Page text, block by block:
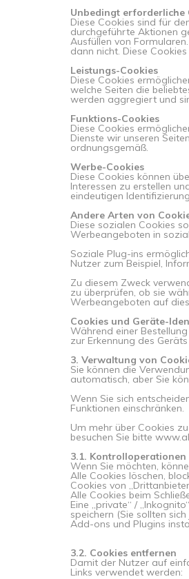
Unbedingt erforderliche
Diese Cookies sind für
durchgeführte Aktionen
Ausfüllen von
dann nicht. Diese
Leistungs-Cookies
Diese Cookies
welche Seiten die
werden aggregiert und
Funktions-Cookies
Diese Cookies
Dienste wir unseren
ordnungsgemäß.
Werbe-Cookies
Diese Cookies können
Interessen zu erstellen
eindeutigen
Andere Arten von
Diese sozialen Cookies
Werbeangeboten in
Soziale Plug-ins
Nutzer zum Beispiel,
Zu diesem Zweck
zu überprüfen, ob sie
Werbeangeboten auf
Cookies und Geräte-
Während einer
zur Erkennung des
3. Verwaltung von
Sie können die
automatisch, aber Sie
Wenn Sie sich
Funktionen einschränken.
Um mehr über Cookies
besuchen Sie bitte
3.1. Kontrolloperationen
Wenn Sie möchten,
Alle Cookies löschen,
Cookies von
Alle Cookies beim
Eine „private“ /
speichern (Sie sollten
Add-ons und Plugins
3.2. Cookies entfernen
Damit der Nutzer auf
Links verwendet werden: